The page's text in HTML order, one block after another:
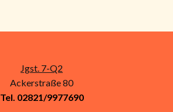
Jgst. 7-Q2
Ackerstraße 80
Tel. 02821/9977690